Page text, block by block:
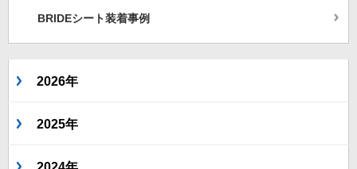
BRIDEシート装着事例
2026年
2025年